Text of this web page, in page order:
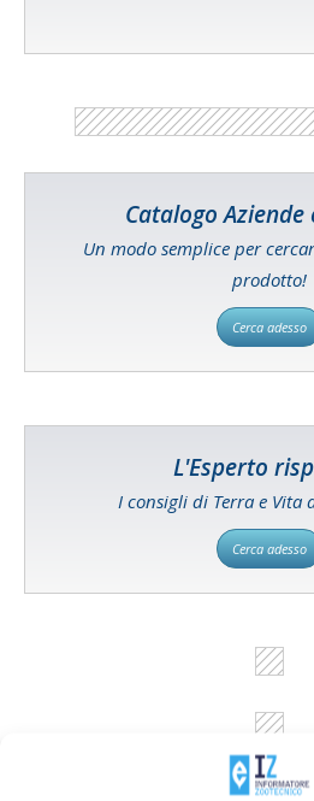
Catalogo
Un modo semplice per
prodotto!
Cerca adesso
L'Esperto
I consigli di Terra e Vita
Cerca adesso